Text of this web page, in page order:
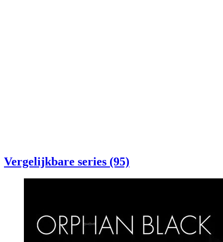
Vergelijkbare series (95)